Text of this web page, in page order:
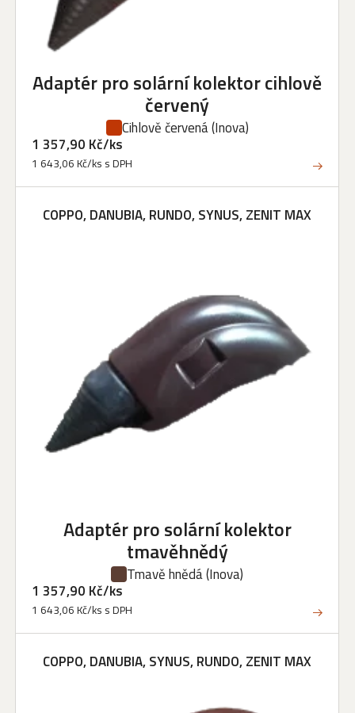
Adaptér pro solární kolektor cihlově
červený
Cihlově červená(Inova)
1 357,90 Kč/ks
1 643,06 Kč/ks s DPH
COPPO, DANUBIA, RUNDO, SYNUS, ZENIT MAX
Adaptér pro solární kolektor
tmavěhnědý
Tmavě hnědá(Inova)
1 357,90 Kč/ks
1 643,06 Kč/ks s DPH
COPPO, DANUBIA, SYNUS, RUNDO, ZENIT MAX